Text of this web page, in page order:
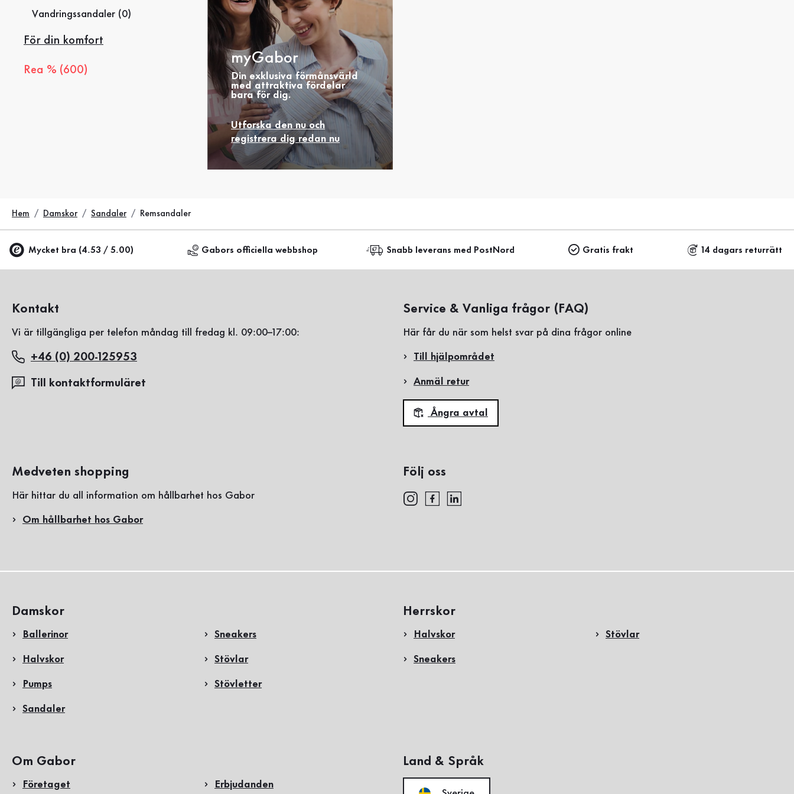
Vandringssandaler (0)
För din komfort
Rea % (600)
myGabor
Din exklusiva förmånsvärld
med attraktiva fördelar
bara för dig.
Utforska den nu och
registrera dig redan nu
Hem Damskor Sandaler Remsandaler
Mycket bra (4.53 / 5.00) Gabors officiella webbshop Snabb leverans med PostNord Gratis frakt 14 dagars returrätt
Kontakt
Vi är tillgängliga per telefon måndag till fredag kl. 09:00–17:00:
+46 (0) 200-125953
Till kontaktformuläret
Service & Vanliga frågor (FAQ)
Här får du när som helst svar på dina frågor online
Till hjälpområdet
Anmäl retur
Ångra avtal
Medveten shopping
Här hittar du all information om hållbarhet hos Gabor
Om hållbarhet hos Gabor
Följ oss
Damskor
Ballerinor
Halvskor
Pumps
Sandaler
Sneakers
Stövlar
Stövletter
Herrskor
Halvskor
Sneakers
Stövlar
Om Gabor
Företaget Erbjudanden
Land & Språk